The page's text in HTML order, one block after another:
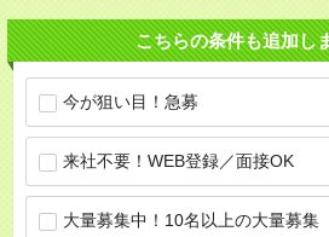
こちらの条件も追加し
今が狙い目！急募
来社不要！WEB登録／面接OK
大量募集中！10名以上の大量募集